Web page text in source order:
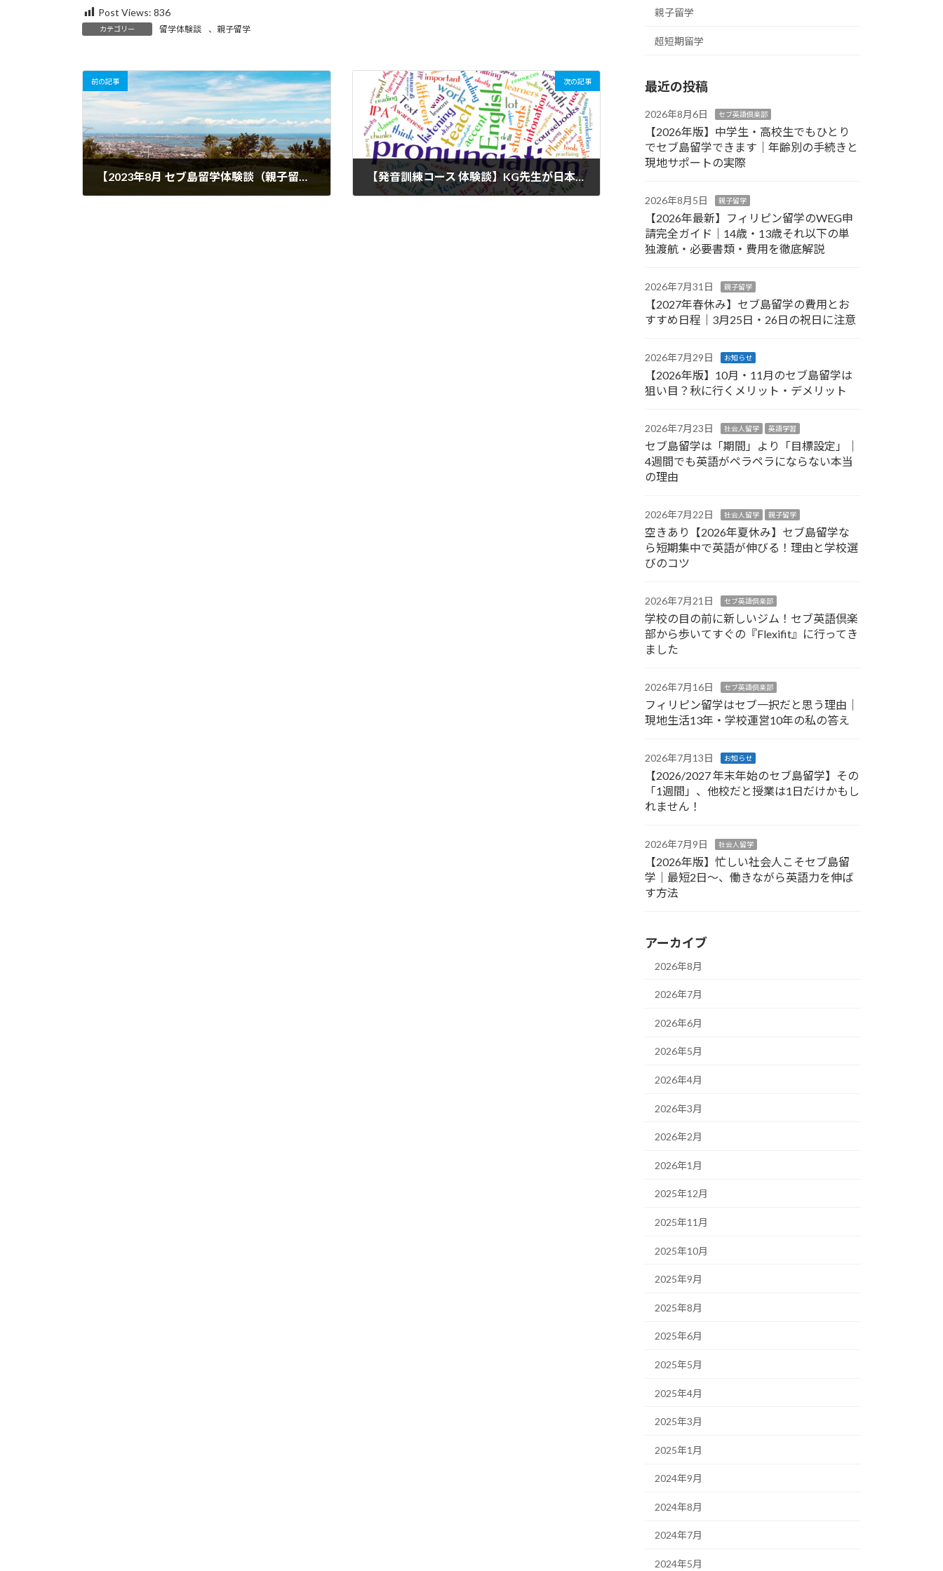
Post Views: 836
カテゴリー 留学体験談 、 親子留学
前の記事
【2023年8月 セブ島留学体験談（親子留学）】先生は皆さん発音がとても綺麗で、フィリピンの文化なども易しい英語でたくさん教えて貰いました！
次の記事
【発音訓練コース 体験談】KG先生が日本人の立場から細かいニュアンスを説明してくれるので効率的に習得できました！
親子留学
超短期留学
最近の投稿
2026年8月6日 セブ英語倶楽部
【2026年版】中学生・高校生でもひとり
でセブ島留学できます｜年齢別の手続きと
現地サポートの実際
2026年8月5日 親子留学
【2026年最新】フィリピン留学のWEG申
請完全ガイド｜14歳・13歳それ以下の単
独渡航・必要書類・費用を徹底解説
2026年7月31日 親子留学
【2027年春休み】セブ島留学の費用とお
すすめ日程｜3月25日・26日の祝日に注意
2026年7月29日 お知らせ
【2026年版】10月・11月のセブ島留学は
狙い目？秋に行くメリット・デメリット
2026年7月23日 社会人留学 英語学習
セブ島留学は「期間」より「目標設定」｜
4週間でも英語がペラペラにならない本当
の理由
2026年7月22日 社会人留学 親子留学
空きあり【2026年夏休み】セブ島留学な
ら短期集中で英語が伸びる！理由と学校選
びのコツ
2026年7月21日 セブ英語倶楽部
学校の目の前に新しいジム！セブ英語倶楽
部から歩いてすぐの『Flexifit』に行ってき
ました
2026年7月16日 セブ英語倶楽部
フィリピン留学はセブ一択だと思う理由｜
現地生活13年・学校運営10年の私の答え
2026年7月13日 お知らせ
【2026/2027 年末年始のセブ島留学】その
「1週間」、他校だと授業は1日だけかもし
れません！
2026年7月9日 社会人留学
【2026年版】忙しい社会人こそセブ島留
学｜最短2日〜、働きながら英語力を伸ば
す方法
アーカイブ
2026年8月
2026年7月
2026年6月
2026年5月
2026年4月
2026年3月
2026年2月
2026年1月
2025年12月
2025年11月
2025年10月
2025年9月
2025年8月
2025年6月
2025年5月
2025年4月
2025年3月
2025年1月
2024年9月
2024年8月
2024年7月
2024年5月